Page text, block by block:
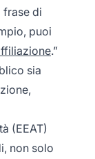
frase di
puoi
.”
sia
(EEAT)
non solo